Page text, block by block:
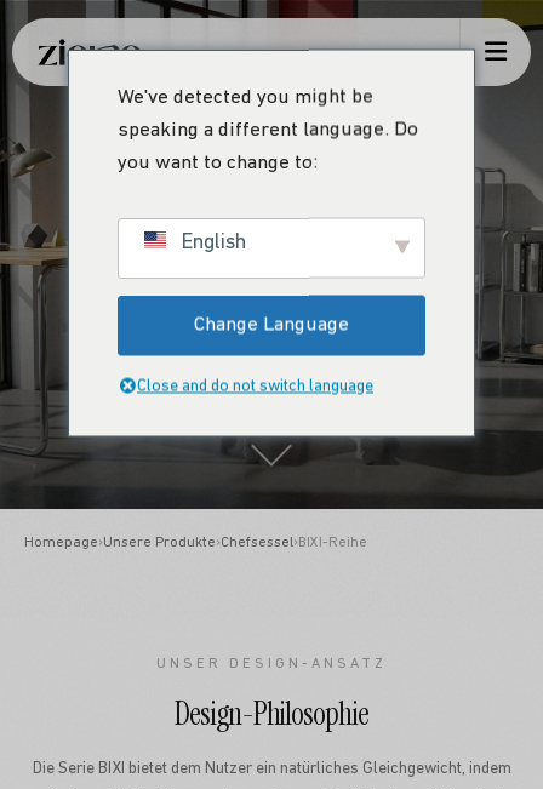
BIXI-Reihe
Elegantes Gleichgewicht des Komforts
Homepage›Unsere Produkte›Chefsessel› BIXI-Reihe
UNSER DESIGN-ANSATZ
Design-Philosophie
Die Serie BIXI bietet dem Nutzer ein natürliches Gleichgewicht, indem
We've detected you might be
speaking a different language. Do
you want to change to:
English
Change Language
Close and do not switch language